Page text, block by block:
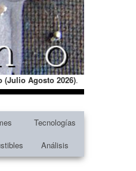
(Julio Agosto 2026).
Tecnologías
Análisis